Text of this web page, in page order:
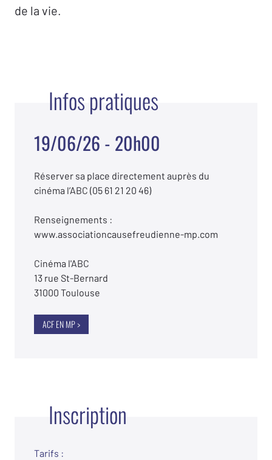
Infos pratiques
19/06/26 - 20h00
Réserver sa place directement auprès du
cinéma l’ABC (05 61 21 20 46)
Renseignements :
www.associationcausefreudienne-mp.com
Cinéma l'ABC
13 rue St-Bernard
31000 Toulouse
ACF EN MP >
Inscription
Tarifs :
de la vie.